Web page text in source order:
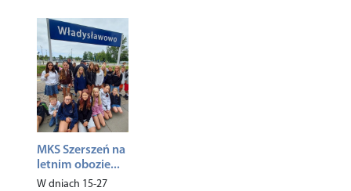
MKS Szerszeń na
letnim obozie...
W dniach 15-27